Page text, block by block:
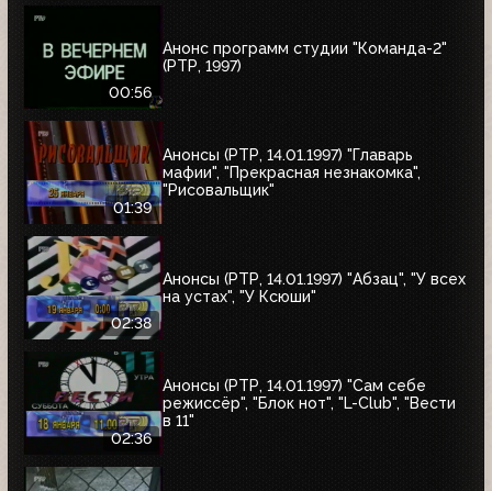
00:56
Анонс программ студии "Команда-2"
(РТР, 1997)
01:39
Анонсы (РТР, 14.01.1997) "Главарь
мафии", "Прекрасная незнакомка",
"Рисовальщик"
02:38
Анонсы (РТР, 14.01.1997) "Абзац", "У всех
на устах", "У Ксюши"
02:36
Анонсы (РТР, 14.01.1997) "Сам себе
режиссёр", "Блок нот", "L-Club", "Вести
в 11"